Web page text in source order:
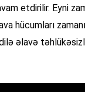
etdirilir. Eyni
hücumları
əlavə